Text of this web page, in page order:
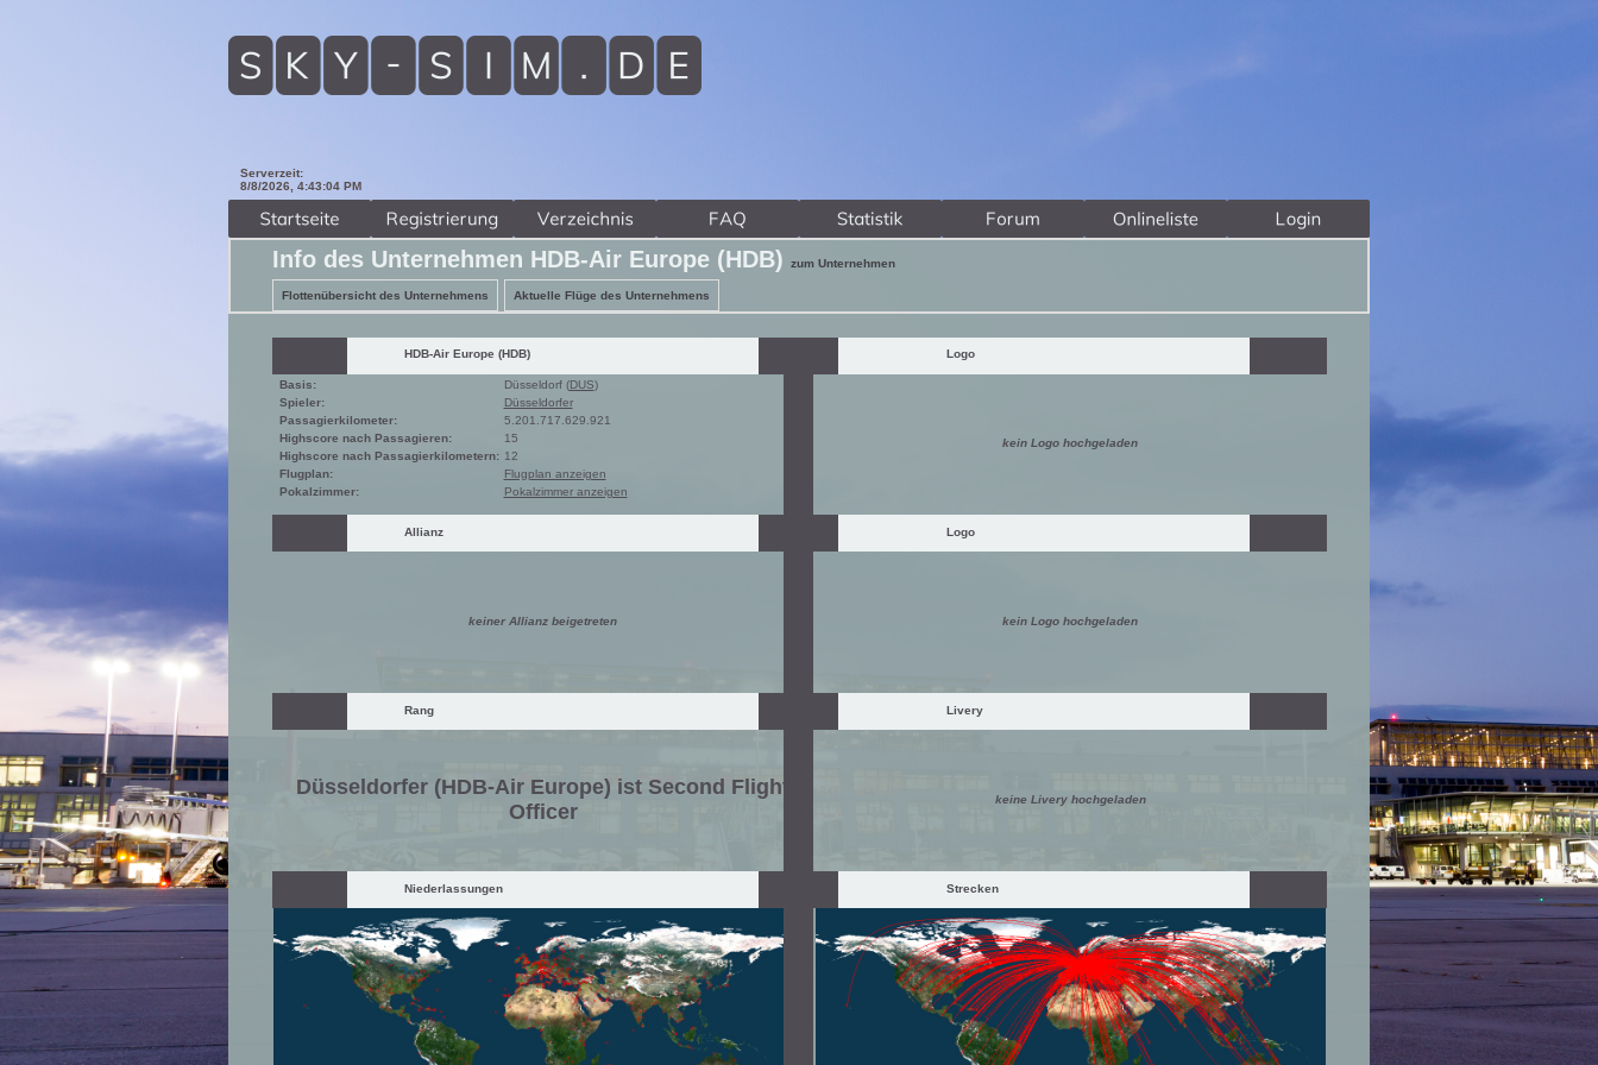
Serverzeit:
8/8/2026, 4:43:05 PM
Info des Unternehmen HDB-Air Europe (HDB) zum Unternehmen
Flottenübersicht des Unternehmens Aktuelle Flüge des Unternehmens
HDB-Air Europe (HDB) Logo
Basis: Düsseldorf (DUS)
Spieler:
Düsseldorfer
Passagierkilometer:
5.201.717.629.921
Highscore nach Passagieren:
15
Highscore nach Passagierkilometern: 12
Flugplan:
Flugplan anzeigen
Pokalzimmer:
Pokalzimmer anzeigen
kein Logo hochgeladen
Allianz Logo
keiner Allianz beigetreten kein Logo hochgeladen
Rang Livery
Düsseldorfer (HDB-Air Europe) ist Second Flight
Officer
keine Livery hochgeladen
Niederlassungen Strecken